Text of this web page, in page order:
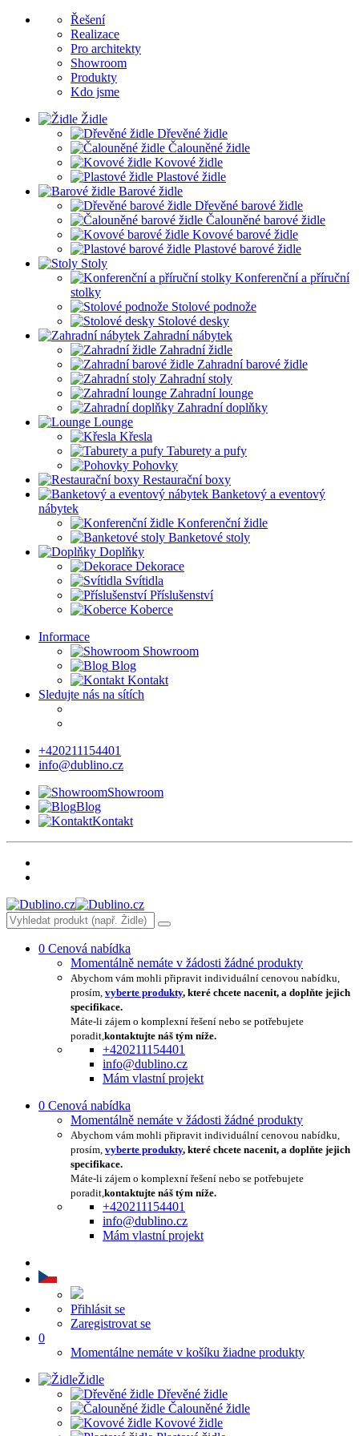
Řešení
Realizace
Pro architekty
Showroom
Produkty
Kdo jsme
Židle
Dřevěné židle
Čalouněné židle
Kovové židle
Plastové židle
Barové židle
Dřevěné barové židle
Čalouněné barové židle
Kovové barové židle
Plastové barové židle
Stoly
Konferenční a příruční
stolky
Stolové podnože
Stolové desky
Zahradní nábytek
Zahradní židle
Zahradní barové židle
Zahradní stoly
Zahradní lounge
Zahradní doplňky
Lounge
Křesla
Taburety a pufy
Pohovky
Restaurační boxy
Banketový a eventový
nábytek
Konferenční židle
Banketové stoly
Doplňky
Dekorace
Svítidla
Příslušenství
Koberce
Informace
Showroom
Blog
Kontakt
Sledujte nás na sítích
+420211154401
info@dublino.cz
Showroom
Blog
Kontakt
0 Cenová nabídka
Momentálně nemáte v žádosti žádné produkty
Abychom vám mohli připravit individuální cenovou nabídku,
prosím, vyberte produkty, které chcete nacenit, a doplňte jejich
specifikace.
Máte-li zájem o komplexní řešení nebo se potřebujete
poradit,kontaktujte náš tým níže.
+420211154401
info@dublino.cz
Mám vlastní projekt
0 Cenová nabídka
Momentálně nemáte v žádosti žádné produkty
Abychom vám mohli připravit individuální cenovou nabídku,
prosím, vyberte produkty, které chcete nacenit, a doplňte jejich
specifikace.
Máte-li zájem o komplexní řešení nebo se potřebujete
poradit,kontaktujte náš tým níže.
+420211154401
info@dublino.cz
Mám vlastní projekt
Přihlásit se
Zaregistrovat se
0
Momentálne nemáte v košíku žiadne produkty
Židle
Dřevěné židle
Čalouněné židle
Kovové židle